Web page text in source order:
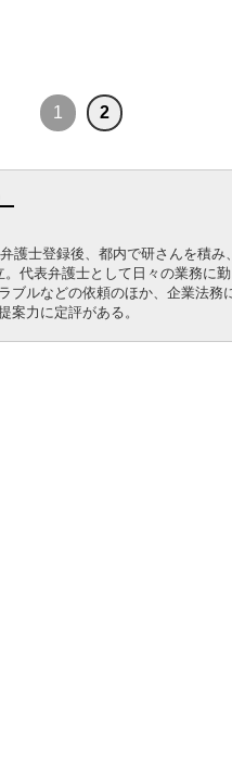
1 2
護士登録後、都内で研さんを積
。代表弁護士として日々の業務に
ブルなどの依頼のほか、企業法務
案力に定評がある。